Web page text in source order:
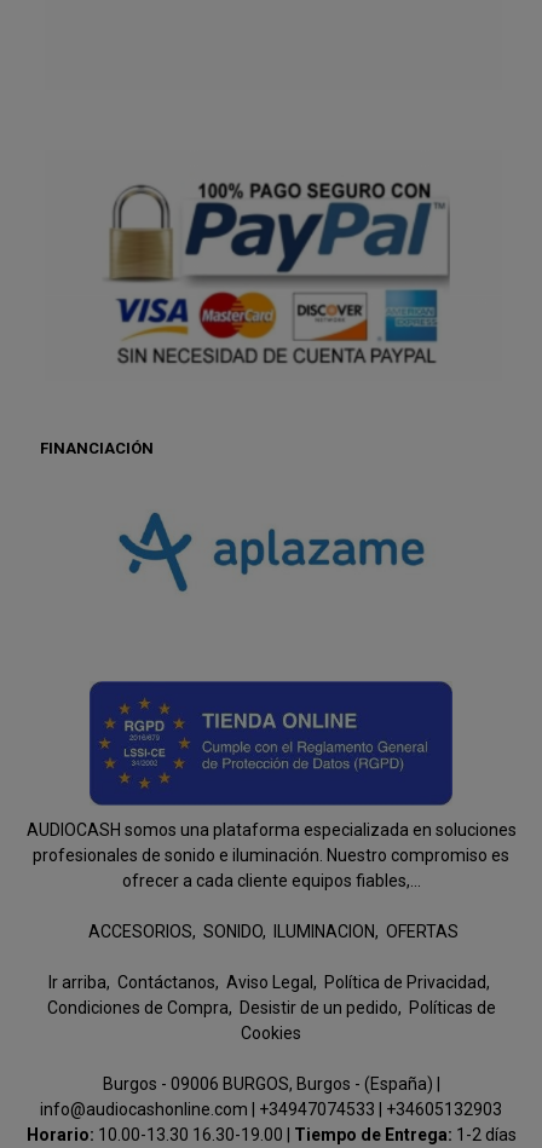
FINANCIACIÓN
AUDIOCASH somos una plataforma especializada en soluciones
profesionales de sonido e iluminación. Nuestro compromiso es
ofrecer a cada cliente equipos fiables,...
ACCESORIOS SONIDO ILUMINACION OFERTAS
Ir arriba Contáctanos Aviso Legal
Política de Privacidad
Condiciones de Compra
Desistir de un pedido
Políticas de
Cookies
Burgos - 09006 BURGOS, Burgos - (España) |
info@audiocashonline.com | +34947074533
+34605132903
Horario: 10.00-13.30 16.30-19.00 | Tiempo de Entrega: 1-2 días